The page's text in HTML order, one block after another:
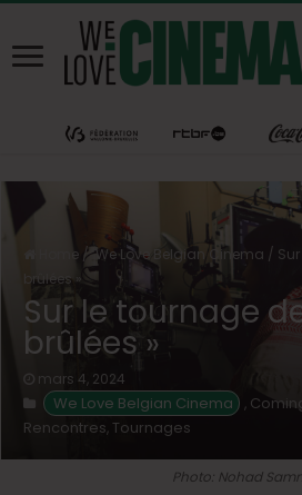
Home /We Love Belgian Cinema /
brûlées »
Sur le tournage
brûlées »
mars 4, 2024
We Love Belgian Cinema ,
Rencontres,Tournages
Photo: Nohad